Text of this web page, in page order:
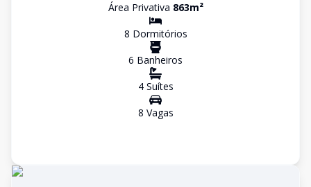
Área Privativa 863m²
8 Dormitórios
6 Banheiros
4Suítes
8 Vagas